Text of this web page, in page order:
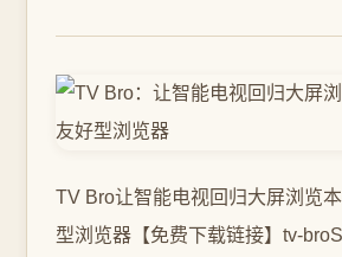
TV Bro让智能电视回归大屏浏览
型浏览器【免费下载链接】tv-